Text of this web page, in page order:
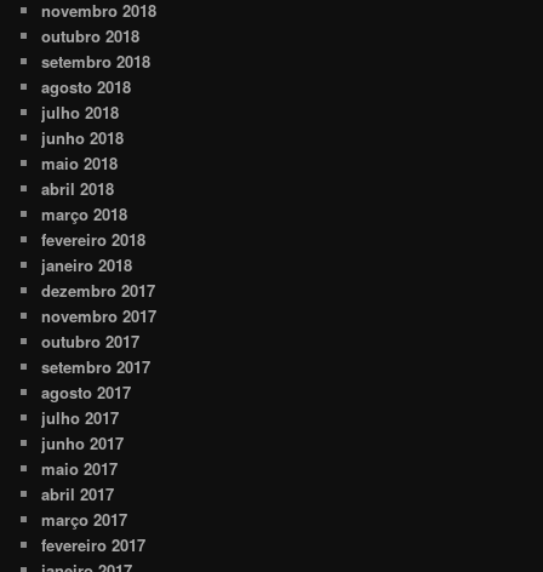
novembro 2018
outubro 2018
setembro 2018
agosto 2018
julho 2018
junho 2018
maio 2018
abril 2018
março 2018
fevereiro 2018
janeiro 2018
dezembro 2017
novembro 2017
outubro 2017
setembro 2017
agosto 2017
julho 2017
junho 2017
maio 2017
abril 2017
março 2017
fevereiro 2017